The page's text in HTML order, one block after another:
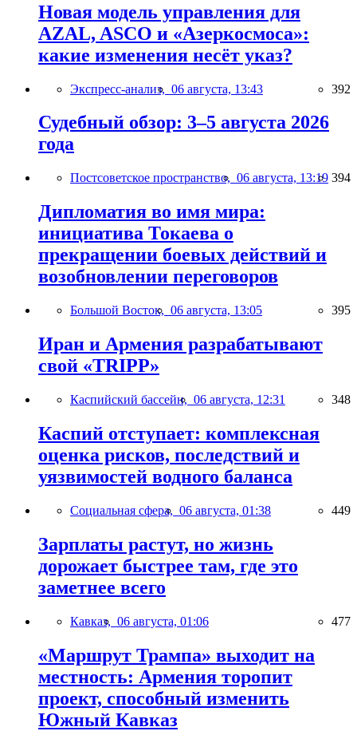
Новая модель управления для
AZAL, ASCO и «Азеркосмоса»:
какие изменения несёт указ?
Экспресс-анализ, 06 августа, 13:43 392
Судебный обзор: 3–5 августа 2026
года
Постсоветское пространство, 06 августа, 13:19 394
Дипломатия во имя мира:
инициатива Токаева о
прекращении боевых действий и
возобновлении переговоров
Большой Восток, 06 августа, 13:05 395
Иран и Армения разрабатывают
свой «TRIPP»
Каспийский бассейн, 06 августа, 12:31 348
Каспий отступает: комплексная
оценка рисков, последствий и
уязвимостей водного баланса
Социальная сфера, 06 августа, 01:38 449
Зарплаты растут, но жизнь
дорожает быстрее там, где это
заметнее всего
Кавказ, 06 августа, 01:06 477
«Маршрут Трампа» выходит на
местность: Армения торопит
проект, способный изменить
Южный Кавказ